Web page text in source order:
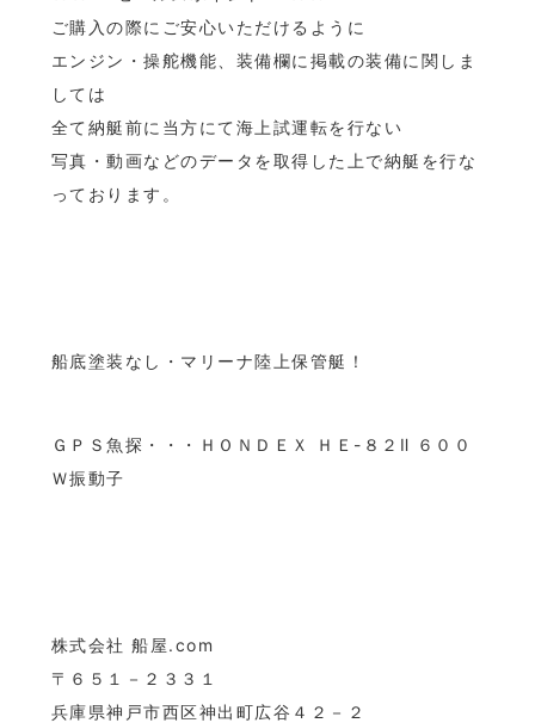
ご購入の際にご安心いただけるように
エンジン・操舵機能、装備欄に掲載の装備に関しま
しては
全て納艇前に当方にて海上試運転を行ない
写真・動画などのデータを取得した上で納艇を行な
っております。
船底塗装なし・マリーナ陸上保管艇！
ＧＰＳ魚探・・・ＨＯＮＤＥＸ ＨＥ-８２Ⅱ ６００
Ｗ振動子
株式会社 船屋.com
〒６５１－２３３１
兵庫県神戸市西区神出町広谷４２－２